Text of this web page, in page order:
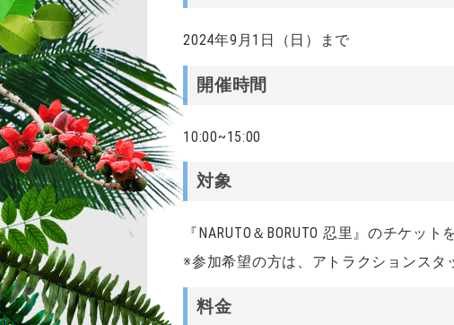
2024年9月1日（日）まで
開催時間
10:00~15:00
対象
『NARUTO＆BORUTO 忍里』のチケッ
※参加希望の方は、アトラクションスタ
料金